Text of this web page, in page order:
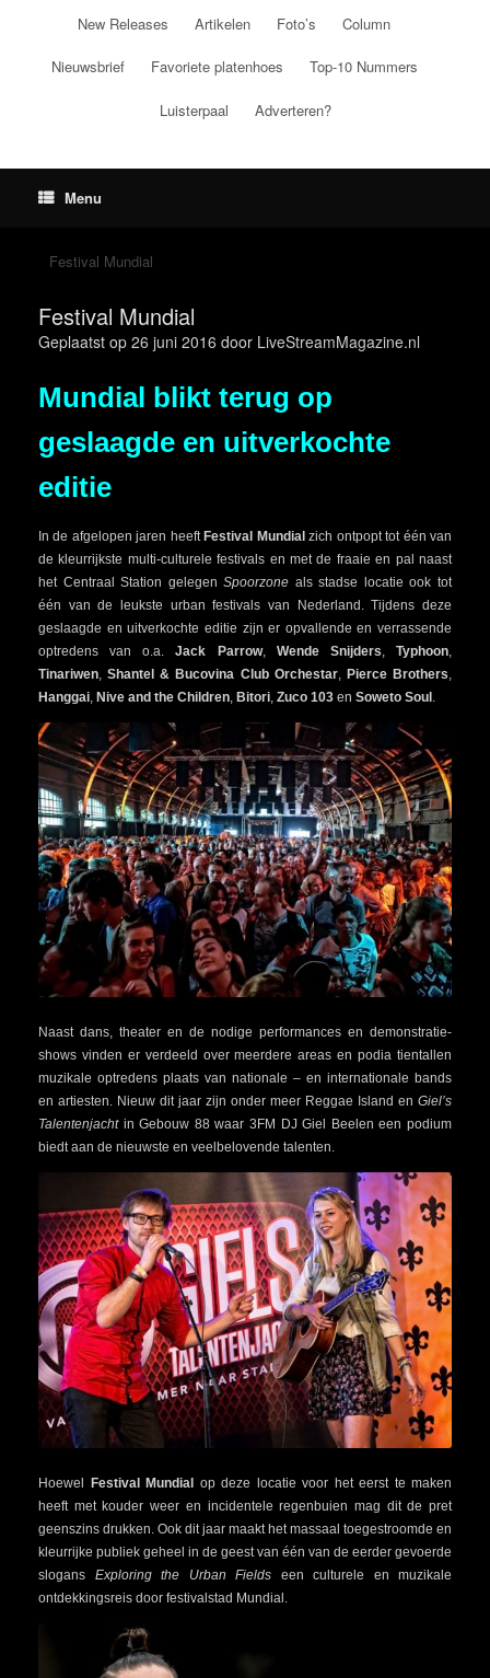
New Releases Artikelen Foto’s Column
Nieuwsbrief Favoriete platenhoes Top-10 Nummers
Luisterpaal Adverteren?
Menu
Festival Mundial
Festival Mundial
Geplaatst op 26 juni 2016 door LiveStreamMagazine.nl
Mundial blikt terug op
geslaagde en uitverkochte
editie
In de afgelopen jaren heeftFestival Mundialzich ontpopt tot één van
de kleurrijkste multi-culturele festivals en met de fraaie en pal naast
het Centraal Station gelegenSpoorzone als stadse locatie ook tot
één van de leukste urban festivals van Nederland. Tijdens deze
geslaagde en uitverkochte editie zijn er opvallende en verrassende
optredens van o.a.Jack Parrow, Wende Snijders Typhoon
Tinariwen ,Shantel & Bucovina Club Orchestar, Pierce Brothers
Hanggai Nive and the Children Bitori Zuco 103 en Soweto Soul
Naast dans, theater en de nodige performances en demonstratie-
shows vinden er verdeeld over meerdere areas en podia tientallen
muzikale optredens plaats van nationale – en internationale bands
en artiesten. Nieuw dit jaar zijn onder meer Reggae Island en Giel’s
Talentenjacht in Gebouw 88 waar 3FM DJ Giel Beelen een podium
biedt aan de nieuwste en veelbelovende talenten.
Hoewel Festival Mundial
op deze locatie voor het eerst te maken
heeft met kouder weer en incidentele regenbuien mag dit de pret
geenszins drukken. Ook dit jaar maakt het massaal toegestroomde en
kleurrijke publiek geheel in de geest van één van de eerder gevoerde
slogans Exploring the Urban Fields een culturele en muzikale
ontdekkingsreis door festivalstad Mundial.